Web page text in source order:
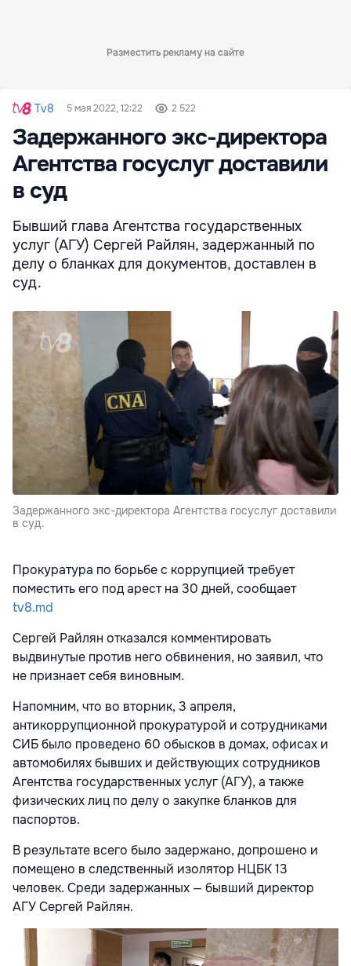
Разместить рекламу на сайте
Tv8 5 мая 2022, 12:22 2 522
Задержанного экс-директора
Агентства госуслуг доставили
в суд
Бывший глава Агентства государственных
услуг (АГУ) Сергей Райлян, задержанный по
делу о бланках для документов, доставлен в
суд.
Задержанного экс-директора Агентства госуслуг доставили
в суд.
Прокуратура по борьбе с коррупцией требует
поместить его под арест на 30 дней, сообщает
tv8.md
Сергей Райлян отказался комментировать
выдвинутые против него обвинения, но заявил, что
не признает себя виновным.
Напомним, что во вторник, 3 апреля,
антикоррупционной прокуратурой и сотрудниками
СИБ было проведено 60 обысков в домах, офисах и
автомобилях бывших и действующих сотрудников
Агентства государственных услуг (АГУ), а также
физических лиц по делу о закупке бланков для
паспортов.
В результате всего было задержано, допрошено и
помещено в следственный изолятор НЦБК 13
человек. Среди задержанных — бывший директор
АГУ Сергей Райлян.